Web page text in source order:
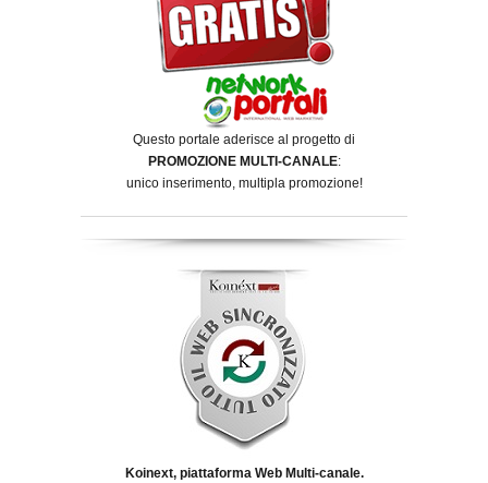
Questo portale aderisce al progetto di
PROMOZIONE MULTI-CANALE:
unico inserimento, multipla promozione!
Koinext, piattaforma Web Multi-canale.